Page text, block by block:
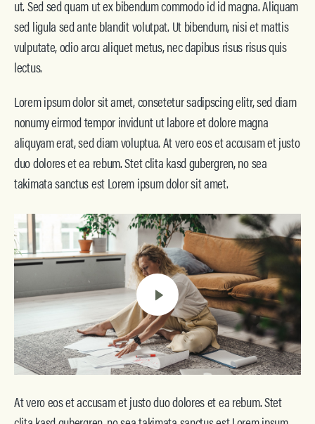
ut. Sed sed quam ut ex bibendum commodo id id magna. Aliquam
sed ligula sed ante blandit volutpat. Ut bibendum, nisi et mattis
vulputate, odio arcu aliquet metus, nec dapibus risus risus quis
lectus.
Lorem ipsum dolor sit amet, consetetur sadipscing elitr, sed diam
nonumy eirmod tempor invidunt ut labore et dolore magna
aliquyam erat, sed diam voluptua. At vero eos et accusam et justo
duo dolores et ea rebum. Stet clita kasd gubergren, no sea
takimata sanctus est Lorem ipsum dolor sit amet.
At vero eos et accusam et justo duo dolores et ea rebum. Stet